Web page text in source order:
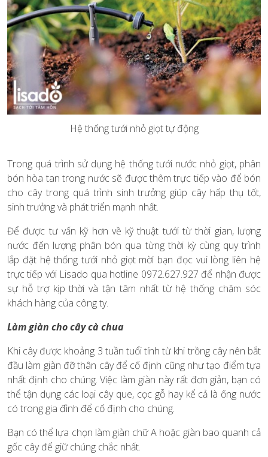
Hệ thống tưới nhỏ giọt tự động
Trong quá trình sử dụng hệ thống tưới nước nhỏ giọt, phân
bón hòa tan trong nước sẽ được thêm trực tiếp vào để bón
cho cây trong quá trình sinh trưởng giúp cây hấp thụ tốt,
sinh trưởng và phát triển mạnh nhất.
Để được tư vấn kỹ hơn về kỹ thuật tưới từ thời gian, lượng
nước đến lượng phân bón qua từng thời kỳ cùng quy trình
lắp đặt hệ thống tưới nhỏ giọt mời bạn đọc vui lòng liên hệ
trực tiếp với Lisado qua hotline 0972.627.927 để nhận được
sự hỗ trợ kịp thời và tận tâm nhất từ hệ thống chăm sóc
khách hàng của công ty.
Làm giàn cho cây cà chua
Khi cây được khoảng 3 tuần tuổi tính từ khi trồng cây nên bắt
đầu làm giàn đỡ thân cây để cố định cũng như tạo điểm tựa
nhất định cho chúng. Việc làm giàn này rất đơn giản, bạn có
thể tận dụng các loại cây que, cọc gỗ hay kể cả là ống nước
có trong gia đình để cố định cho chúng.
Bạn có thể lựa chọn làm giàn chữ A hoặc giàn bao quanh cả
gốc cây để giữ chúng chắc nhất.